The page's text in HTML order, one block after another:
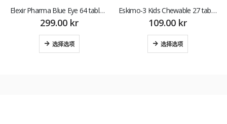
Elexir Pharma Blue Eye 64 tabletter 蓝莓护眼片
kr
Eskimo-3 Kids Chewable 27 tabletter 爱斯基摩 儿童咀嚼鱼油
kr